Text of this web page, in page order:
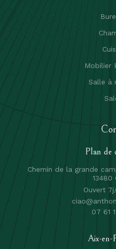
Mobilier
Salle à
Plan de
Chemin de la grande
13480
Ouvert
07 61
Aix-en-